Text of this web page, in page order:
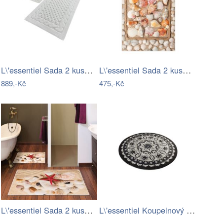
L\'essentiel Sada 2 kusů koupelnových…
889,-Kč
L\'essentiel Sada 2 kusů koupelnových…
475,-Kč
L\'essentiel Sada 2 kusů koupelnových… L\'essentiel Koupelnový kobereček Damal…